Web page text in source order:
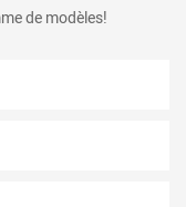
de modèles!